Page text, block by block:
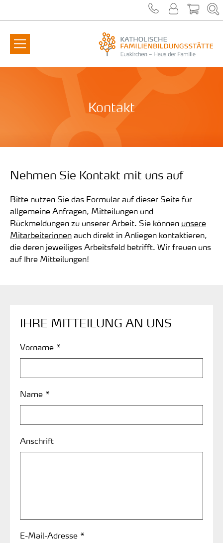
Kontakt
Nehmen Sie Kontakt mit uns auf
Bitte nutzen Sie das Formular auf dieser Seite für
allgemeine Anfragen, Mitteilungen und
Rückmeldungen zu unserer Arbeit. Sie können unsere
Mitarbeiterinnenauch direkt in Anliegen kontaktieren,
die deren jeweiliges Arbeitsfeld betrifft. Wir freuen uns
auf Ihre Mitteilungen!
IHRE MITTEILUNG AN UNS
Vorname *
Name *
Anschrift
E-Mail-Adresse *